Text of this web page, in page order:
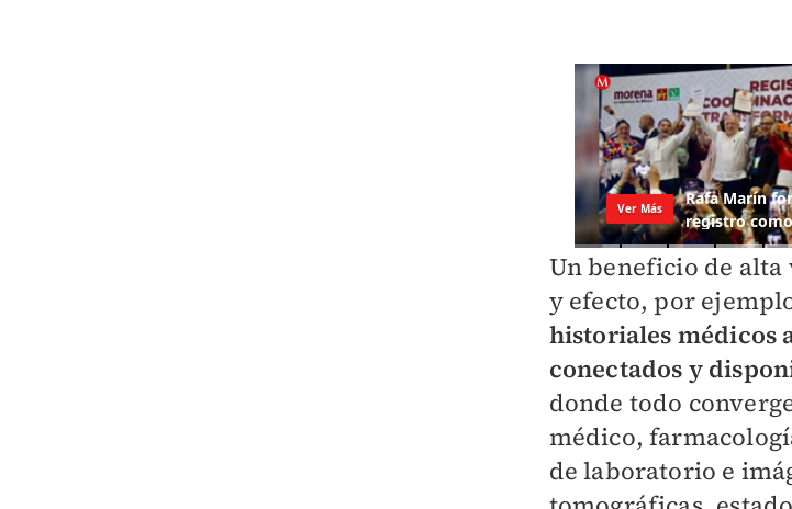
Un beneficio de
y efecto, por
historiales médicos
conectados y
donde todo
médico,
de laboratorio e